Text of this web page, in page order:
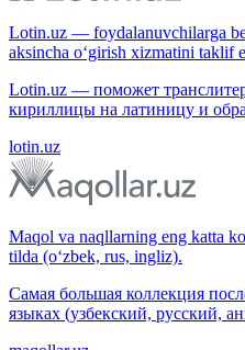
Lotin.uz — foydalanuvchilarga
aksincha o‘girish xizmatini taklif
Lotin.uz — поможет
кириллицы на латиницу и
lotin.uz
Maqol va naqllarning eng katta
tilda (o‘zbek, rus, ingliz).
Самая большая коллекция
языках (узбекский, русский,